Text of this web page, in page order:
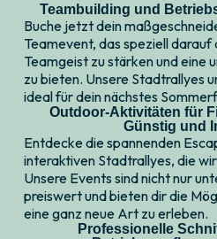
Teambuilding und
Buche jetzt dein
Teamevent, das speziell
Teamgeist zu stärken und eine
zu bieten. Unsere Stadtrallyes
ideal für dein nächstes
Outdoor-Aktivitäten für
Günstig und
Entdecke die spannenden
interaktiven Stadtrallyes, die
Unsere Events sind nicht nur
preiswert und bieten dir die
eine ganz neue Art zu erleben.
Professionelle